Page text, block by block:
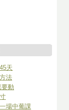
天
法
動
場中葡課